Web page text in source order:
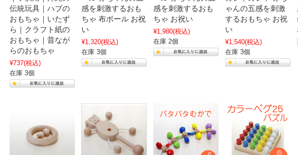
伝統玩具｜ハブの
おもちゃ｜いたず
ら｜クラフト紙の
おもちゃ｜昔なが
らのおもちゃ
¥737(税込)
在庫 3個
感を刺激するおも
ちゃ 布ボール お祝
い
¥1,320(税込)
在庫 3個
感を刺激するおも
ちゃ お祝い
¥1,980(税込)
在庫 2個
ゃんの五感を刺激
するおもちゃ お祝
い
¥1,540(税込)
在庫 3個